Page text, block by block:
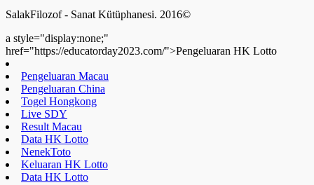
Live SDY
Data HK Lotto
NenekToto
Data HK Lotto
Live Macau
Pengeluaran HK Lotto
Live Draw SDY
Pengeluaran HK Lotto
Data HK Lotto
Data HK Lotto
Data HK Lotto
Data HK Lotto